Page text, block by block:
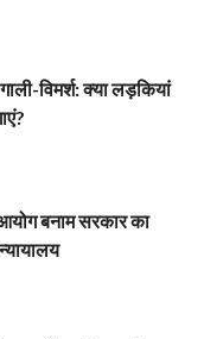
विमर्श: क्या लड़कियां
बनाम सरकार का